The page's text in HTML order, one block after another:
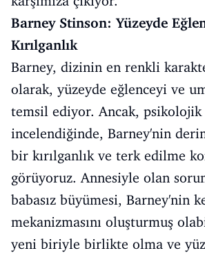
Barney Stinson: Yüzeyde
Kırılganlık
Barney, dizinin en renkli
olarak, yüzeyde eğlenceyi ve
temsil ediyor. Ancak,
incelendiğinde, Barney'nin
bir kırılganlık ve terk edilme
görüyoruz. Annesiyle olan
babasız büyümesi, Barney'nin
mekanizmasını oluşturmuş
yeni biriyle birlikte olma ve